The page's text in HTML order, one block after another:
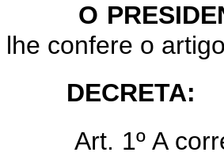
O
lhe confere o
DECRETA:
Art. 1º A